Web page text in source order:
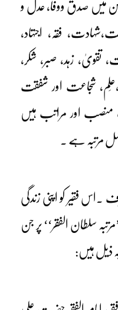
میں صدق ووفا، عدل و
فقہ، اجتہاد،
تقویٰ، زہد، صبر، شکر،
شجاعت اور شفقت
اور مراتب ہیں
مرتبہ ہے ۔
فقیر کو اپنی زندگی
سلطان الفقر‘‘ پر جن
ذیل ہیں: